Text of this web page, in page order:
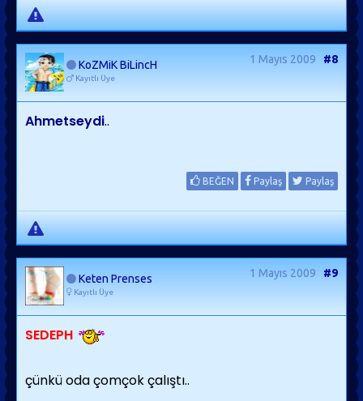
KoZMiK BiLincH
Kayıtlı Üye
1 Mayıs 2009 #8
Ahmetseydi..
BEĞEN Paylaş Paylaş
Keten Prenses
Kayıtlı Üye
1 Mayıs 2009 #9
SEDEPH
çünkü oda çomçok çalıştı..